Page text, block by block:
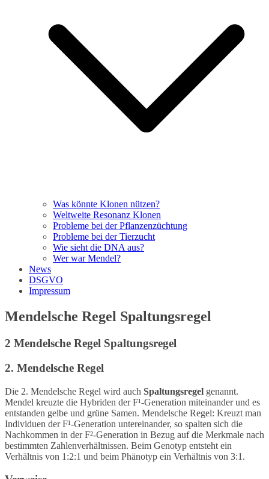
Was könnte Klonen nützen?
Weltweite Resonanz Klonen
Probleme bei der Pflanzenzüchtung
Probleme bei der Tierzucht
Wie sieht die DNA aus?
Wer war Mendel?
News
DSGVO
Impressum
Mendelsche Regel Spaltungsregel
2 Mendelsche Regel Spaltungsregel
2. Mendelsche Regel
Die 2. Mendelsche Regel wird auch Spaltungsregel genannt.
Mendel kreuzte die Hybriden der F¹-Generation miteinander und es
entstanden gelbe und grüne Samen. Mendelsche Regel: Kreuzt man
Individuen der F¹-Generation untereinander, so spalten sich die
Nachkommen in der F²-Generation in Bezug auf die Merkmale nach
bestimmten Zahlenverhältnissen. Beim Genotyp entsteht ein
Verhältnis von 1:2:1 und beim Phänotyp ein Verhältnis von 3:1.